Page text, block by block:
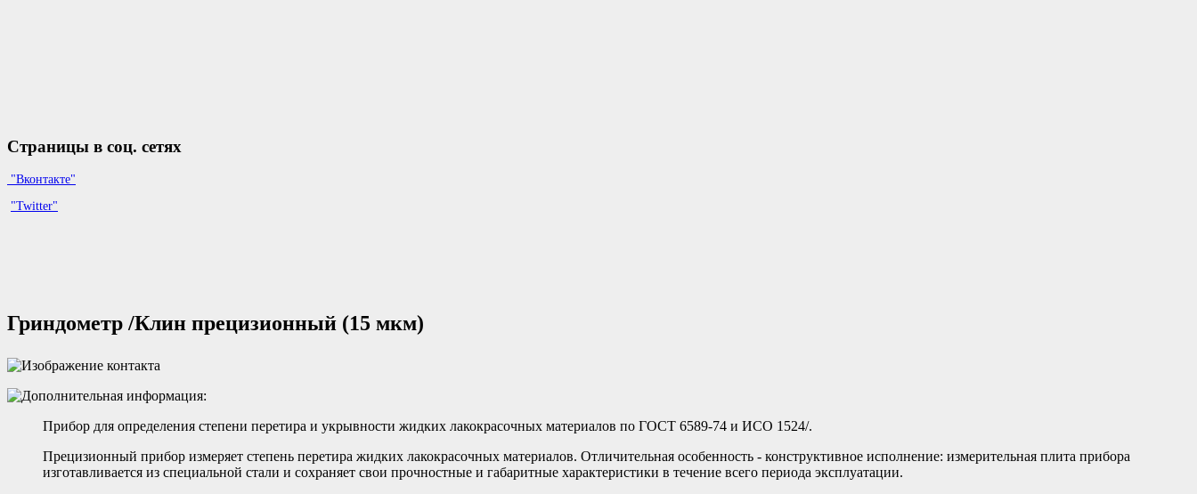
Страницы в соц. сетях
"Вконтакте"
"Twitter"
Гриндометр /Клин прецизионный (15 мкм)
Прибор для определения степени перетира и укрывности жидких лакокрасочных материалов по ГОСТ 6589-74 и ИСО 1524/.
Прецизионный прибор измеряет степень перетира жидких лакокрасочных материалов. Отличительная особенность - конструктивное исполнение: измерительная плита прибора
изготавливается из специальной стали и сохраняет свои прочностные и габаритные характеристики в течение всего периода эксплуатации.